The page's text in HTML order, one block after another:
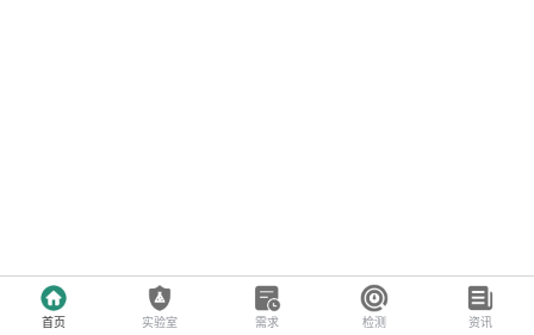
首页 实验室 需求 检测 资讯